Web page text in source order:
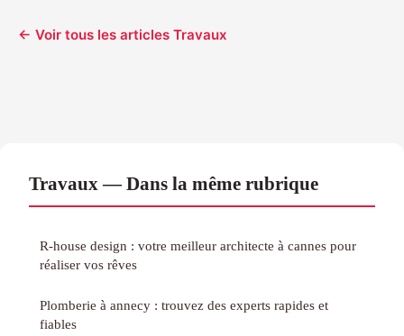
← Voir tous les articles Travaux
Travaux — Dans la même rubrique
R-house design : votre meilleur architecte à cannes pour
réaliser vos rêves
Plomberie à annecy : trouvez des experts rapides et
fiables